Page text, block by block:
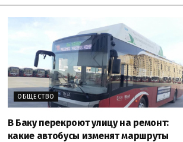
ОБЩЕСТВО
В Баку перекроют улицу на ремонт:
какие автобусы изменят маршруты